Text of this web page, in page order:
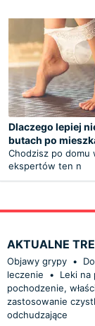
Dlaczego lepiej
butach po
Chodzisz po domu
ekspertów ten n
AKTUALNE
Objawy grypy •
leczenie
• Leki na
pochodzenie,
zastosowanie
odchudzające